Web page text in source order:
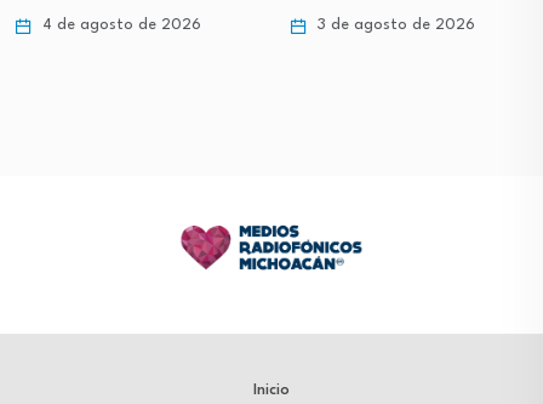
3 de agosto de 2026 2 de agosto de 2026
Inicio